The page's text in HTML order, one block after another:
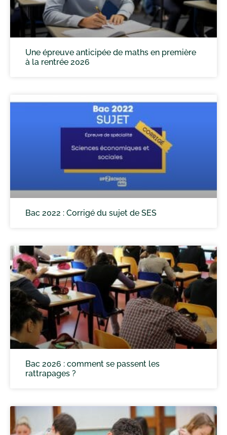
Une épreuve anticipée de maths en première
à la rentrée 2026
Bac 2022 : Corrigé du sujet de SES
Bac 2026 : comment se passent les
rattrapages ?